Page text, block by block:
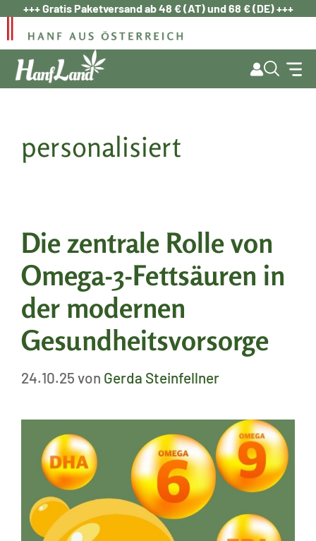
Zum
Inhalt
springen
+++ Gratis Paketversand ab 48 € (AT) und 68 € (DE) +++
personalisiert
Die zentrale Rolle von
Omega-3-Fettsäuren in
der modernen
Gesundheitsvorsorge
24.10.25 von Gerda Steinfellner